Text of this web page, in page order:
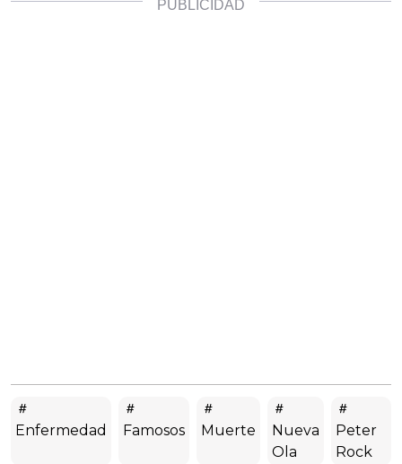
Enfermedad Famosos Muerte
Nueva
Ola
Peter
Rock